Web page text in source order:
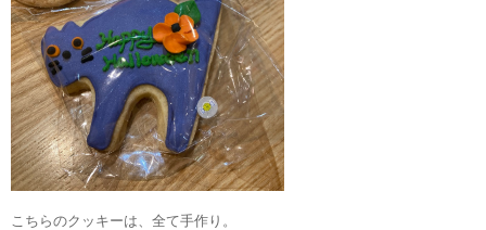
こちらのクッキーは、全て手作り。